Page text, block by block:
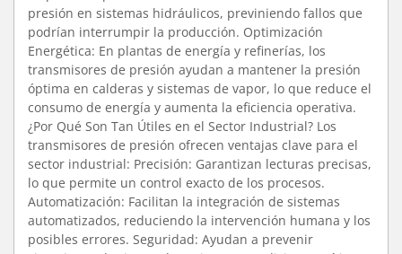
presión en sistemas hidráulicos, previniendo fallos que
podrían interrumpir la producción. Optimización
Energética: En plantas de energía y refinerías, los
transmisores de presión ayudan a mantener la presión
óptima en calderas y sistemas de vapor, lo que reduce el
consumo de energía y aumenta la eficiencia operativa.
¿Por Qué Son Tan Útiles en el Sector Industrial? Los
transmisores de presión ofrecen ventajas clave para el
sector industrial: Precisión: Garantizan lecturas precisas,
lo que permite un control exacto de los procesos.
Automatización: Facilitan la integración de sistemas
automatizados, reduciendo la intervención humana y los
posibles errores. Seguridad: Ayudan a prevenir